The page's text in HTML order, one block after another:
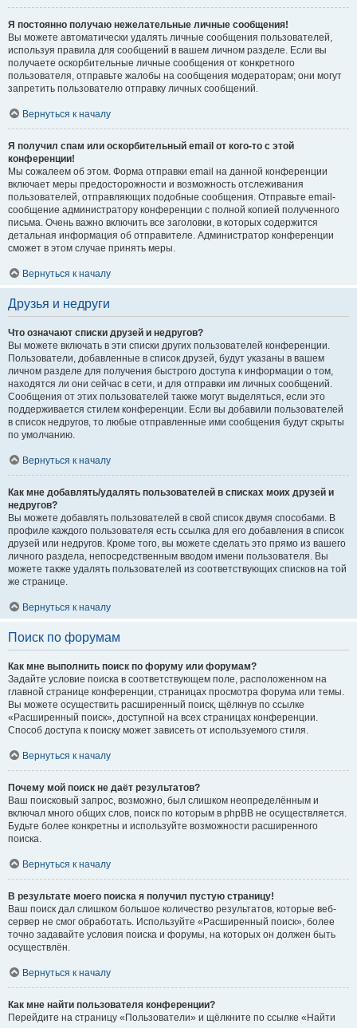
Я постоянно получаю нежелательные личные сообщения!
Вы можете автоматически удалять личные сообщения пользователей,
используя правила для сообщений в вашем личном разделе. Если вы
получаете оскорбительные личные сообщения от конкретного
пользователя, отправьте жалобы на сообщения модераторам; они могут
запретить пользователю отправку личных сообщений.
Вернуться к началу
Я получил спам или оскорбительный email от кого-то с этой
конференции!
Мы сожалеем об этом. Форма отправки email на данной конференции
включает меры предосторожности и возможность отслеживания
пользователей, отправляющих подобные сообщения. Отправьте email-
сообщение администратору конференции с полной копией полученного
письма. Очень важно включить все заголовки, в которых содержится
детальная информация об отправителе. Администратор конференции
сможет в этом случае принять меры.
Вернуться к началу
Друзья и недруги
Что означают списки друзей и недругов?
Вы можете включать в эти списки других пользователей конференции.
Пользователи, добавленные в список друзей, будут указаны в вашем
личном разделе для получения быстрого доступа к информации о том,
находятся ли они сейчас в сети, и для отправки им личных сообщений.
Сообщения от этих пользователей также могут выделяться, если это
поддерживается стилем конференции. Если вы добавили пользователей
в список недругов, то любые отправленные ими сообщения будут скрыты
по умолчанию.
Вернуться к началу
Как мне добавлять/удалять пользователей в списках моих друзей и
недругов?
Вы можете добавлять пользователей в свой список двумя способами. В
профиле каждого пользователя есть ссылка для его добавления в список
друзей или недругов. Кроме того, вы можете сделать это прямо из вашего
личного раздела, непосредственным вводом имени пользователя. Вы
можете также удалять пользователей из соответствующих списков на той
же странице.
Вернуться к началу
Поиск по форумам
Как мне выполнить поиск по форуму или форумам?
Задайте условие поиска в соответствующем поле, расположенном на
главной странице конференции, страницах просмотра форума или темы.
Вы можете осуществить расширенный поиск, щёлкнув по ссылке
«Расширенный поиск», доступной на всех страницах конференции.
Способ доступа к поиску может зависеть от используемого стиля.
Вернуться к началу
Почему мой поиск не даёт результатов?
Ваш поисковый запрос, возможно, был слишком неопределённым и
включал много общих слов, поиск по которым в phpBB не осуществляется.
Будьте более конкретны и используйте возможности расширенного
поиска.
Вернуться к началу
В результате моего поиска я получил пустую страницу!
Ваш поиск дал слишком большое количество результатов, которые веб-
сервер не смог обработать. Используйте «Расширенный поиск», более
точно задавайте условия поиска и форумы, на которых он должен быть
осуществлён.
Вернуться к началу
Как мне найти пользователя конференции?
Перейдите на страницу «Пользователи» и щёлкните по ссылке «Найти